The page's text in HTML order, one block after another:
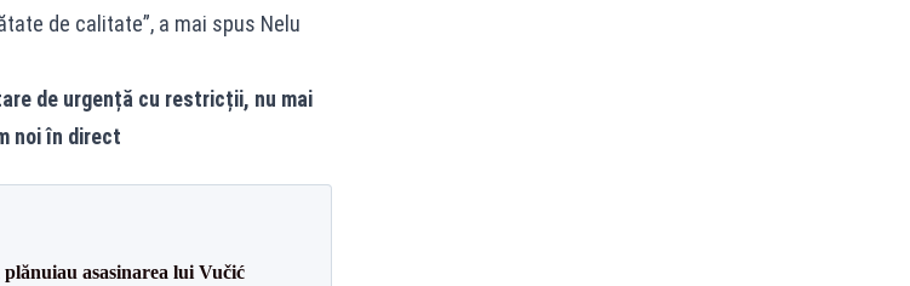
de calitate”, a mai spus Nelu
de urgență cu restricții, nu mai
noi în direct
asasinarea lui Vučić